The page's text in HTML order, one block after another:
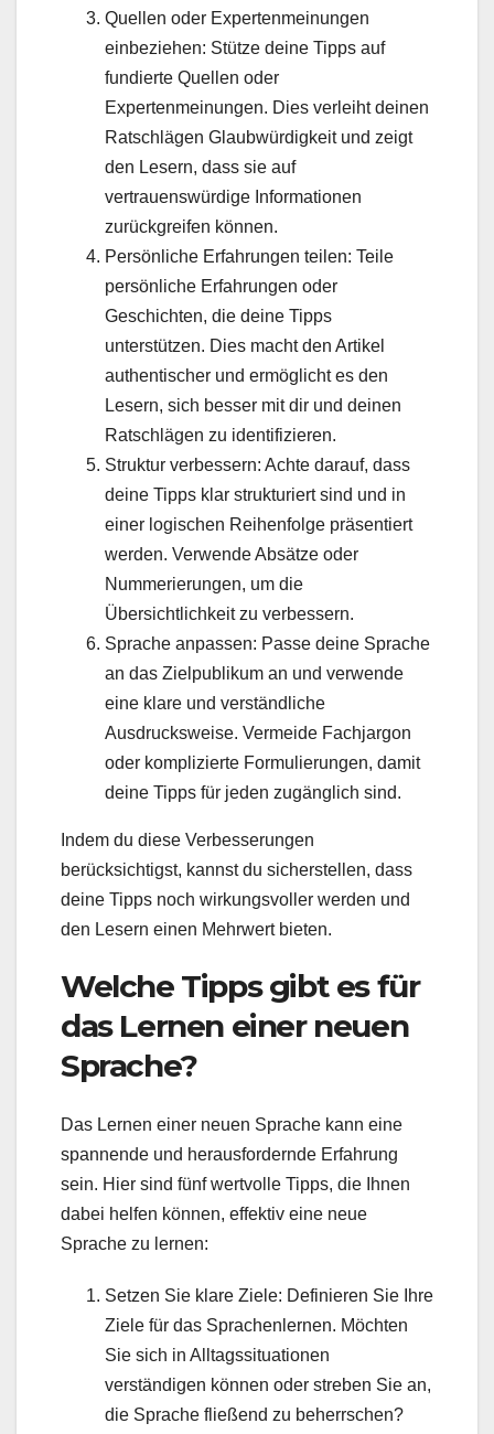
Quellen oder Expertenmeinungen
einbeziehen: Stütze deine Tipps auf
fundierte Quellen oder
Expertenmeinungen. Dies verleiht deinen
Ratschlägen Glaubwürdigkeit und zeigt
den Lesern, dass sie auf
vertrauenswürdige Informationen
zurückgreifen können.
Persönliche Erfahrungen teilen: Teile
persönliche Erfahrungen oder
Geschichten, die deine Tipps
unterstützen. Dies macht den Artikel
authentischer und ermöglicht es den
Lesern, sich besser mit dir und deinen
Ratschlägen zu identifizieren.
Struktur verbessern: Achte darauf, dass
deine Tipps klar strukturiert sind und in
einer logischen Reihenfolge präsentiert
werden. Verwende Absätze oder
Nummerierungen, um die
Übersichtlichkeit zu verbessern.
Sprache anpassen: Passe deine Sprache
an das Zielpublikum an und verwende
eine klare und verständliche
Ausdrucksweise. Vermeide Fachjargon
oder komplizierte Formulierungen, damit
deine Tipps für jeden zugänglich sind.
Indem du diese Verbesserungen
berücksichtigst, kannst du sicherstellen, dass
deine Tipps noch wirkungsvoller werden und
den Lesern einen Mehrwert bieten.
Welche Tipps gibt es für
das Lernen einer neuen
Sprache?
Das Lernen einer neuen Sprache kann eine
spannende und herausfordernde Erfahrung
sein. Hier sind fünf wertvolle Tipps, die Ihnen
dabei helfen können, effektiv eine neue
Sprache zu lernen:
Setzen Sie klare Ziele: Definieren Sie Ihre
Ziele für das Sprachenlernen. Möchten
Sie sich in Alltagssituationen
verständigen können oder streben Sie an,
die Sprache fließend zu beherrschen?